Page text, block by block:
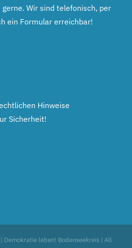
Wir sind telefonisch, per
ein Formular erreichbar!
Hinweise
Sicherheit!
Demokratie leben! Bodenseekreis | All